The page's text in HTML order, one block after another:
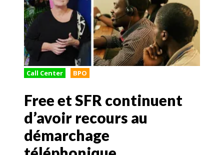
Call Center BPO
Free et SFR continuent
d’avoir recours au
démarchage